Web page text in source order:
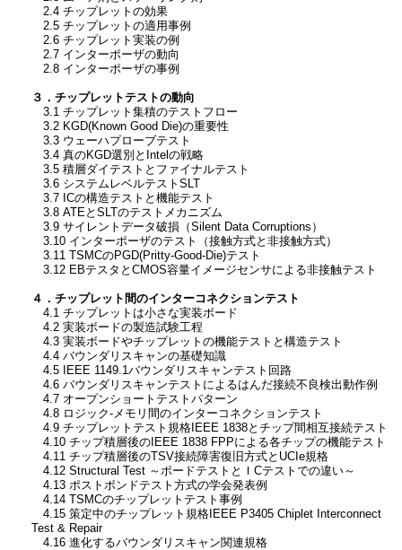
2.4 チップレットの効果
2.5 チップレットの適用事例
2.6 チップレット実装の例
2.7 インターポーザの動向
2.8 インターポーザの事例
３．チップレットテストの動向
3.1 チップレット集積のテストフロー
3.2 KGD(Known Good Die)の重要性
3.3 ウェーハプローブテスト
3.4 真のKGD選別とIntelの戦略
3.5 積層ダイテストとファイナルテスト
3.6 システムレベルテストSLT
3.7 ICの構造テストと機能テスト
3.8 ATEとSLTのテストメカニズム
3.9 サイレントデータ破損（Silent Data Corruptions）
3.10 インターポーザのテスト（接触方式と非接触方式）
3.11 TSMCのPGD(Pritty-Good-Die)テスト
3.12 EBテスタとCMOS容量イメージセンサによる非接触テスト
４．チップレット間のインターコネクションテスト
4.1 チップレットは小さな実装ボード
4.2 実装ボードの製造試験工程
4.3 実装ボードやチップレットの機能テストと構造テスト
4.4 バウンダリスキャンの基礎知識
4.5 IEEE 1149.1バウンダリスキャンテスト回路
4.6 バウンダリスキャンテストによるはんだ接続不良検出動作例
4.7 オープンショートテストパターン
4.8 ロジック-メモリ間のインターコネクションテスト
4.9 チップレットテスト規格IEEE 1838とチップ間相互接続テスト
4.10 チップ積層後のIEEE 1838 FPPによる各チップの機能テスト
4.11 チップ積層後のTSV接続障害復旧方式とUCIe規格
4.12 Structural Test ～ボードテストとＩCテストでの違い～
4.13 ポストボンドテスト方式の学会発表例
4.14 TSMCのチップレットテスト事例
4.15 策定中のチップレット規格IEEE P3405 Chiplet Interconnect
Test & Repair
4.16 進化するバウンダリスキャン関連規格